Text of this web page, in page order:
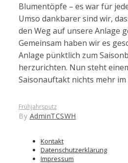
Blumentöpfe – es war für
Umso dankbarer sind wir,
den Weg auf unsere Anlage
Gemeinsam haben wir es
Anlage pünktlich zum
herzurichten. Nun steht
Saisonauftakt nichts mehr im
Frühjahrsputz
By AdminTCSWH
Kontakt
Datenschutzerklärung
Impressum